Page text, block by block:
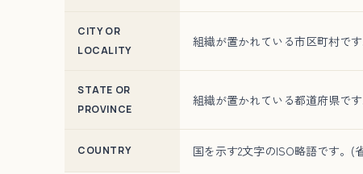
CITY OR
LOCALITY
組織が置かれている市区町村です
STATE OR
PROVINCE
組織が置かれている都道府県です
COUNTRY 国を示す2文字のISO略語です。(